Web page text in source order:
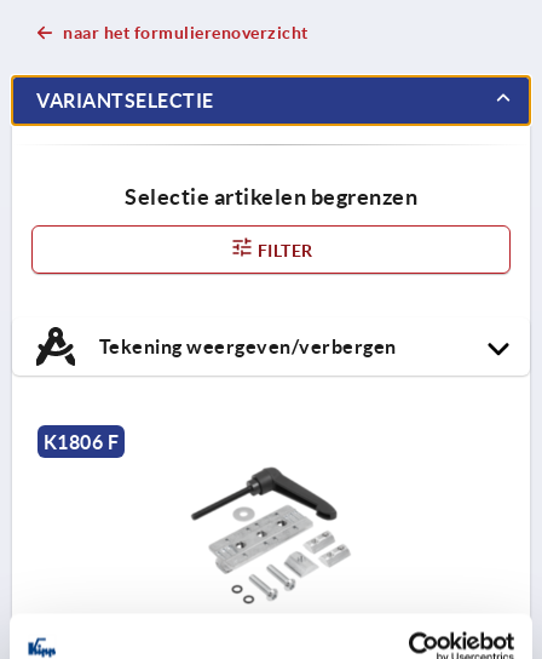
naar het formulierenoverzicht
VARIANTSELECTIE
Selectie artikelen begrenzen
FILTER
Tekening weergeven/verbergen
K1806 F
PROFIELRAIL MET KLEMHEFBOOM, VORM:F VASTE